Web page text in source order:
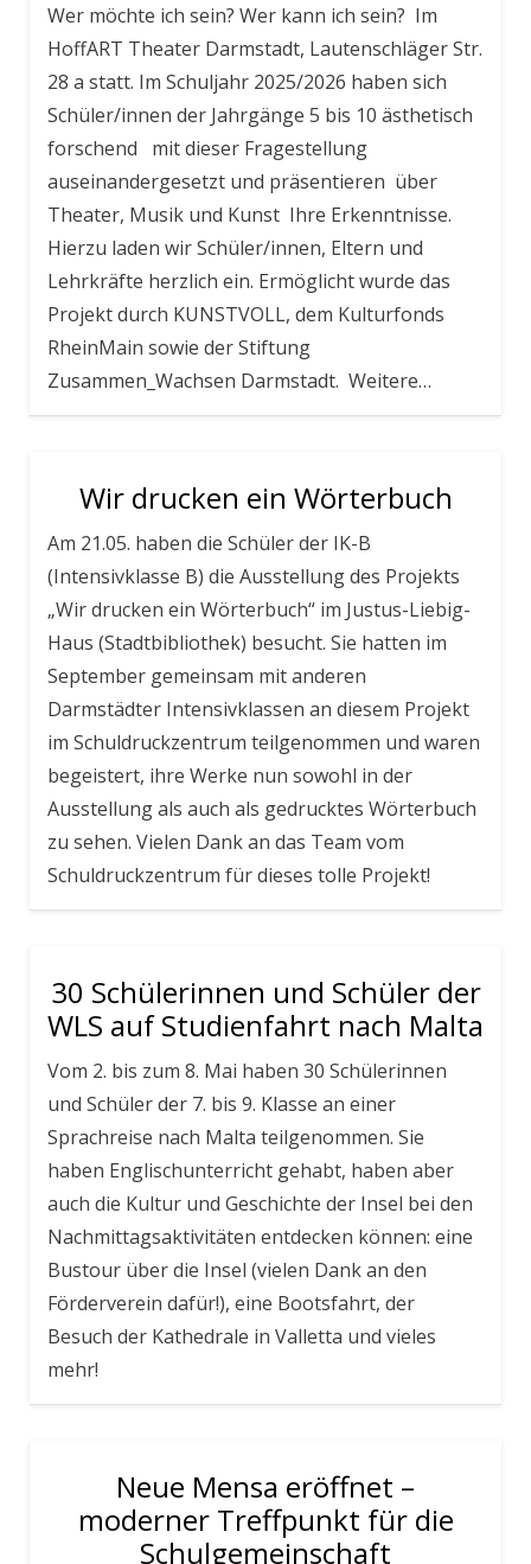
Wer möchte ich sein? Wer kann ich sein? Im
HoffART Theater Darmstadt, Lautenschläger Str.
28 a statt. Im Schuljahr 2025/2026 haben sich
Schüler/innen der Jahrgänge 5 bis 10 ästhetisch
forschend mit dieser Fragestellung
auseinandergesetzt und präsentieren über
Theater, Musik und Kunst Ihre Erkenntnisse.
Hierzu laden wir Schüler/innen, Eltern und
Lehrkräfte herzlich ein. Ermöglicht wurde das
Projekt durch KUNSTVOLL, dem Kulturfonds
RheinMain sowie der Stiftung
Zusammen_Wachsen Darmstadt. Weitere…
Wir drucken ein Wörterbuch
Am 21.05. haben die Schüler der IK-B
(Intensivklasse B) die Ausstellung des Projekts
„Wir drucken ein Wörterbuch“ im Justus-Liebig-
Haus (Stadtbibliothek) besucht. Sie hatten im
September gemeinsam mit anderen
Darmstädter Intensivklassen an diesem Projekt
im Schuldruckzentrum teilgenommen und waren
begeistert, ihre Werke nun sowohl in der
Ausstellung als auch als gedrucktes Wörterbuch
zu sehen. Vielen Dank an das Team vom
Schuldruckzentrum für dieses tolle Projekt!
30 Schülerinnen und Schüler der
WLS auf Studienfahrt nach Malta
Vom 2. bis zum 8. Mai haben 30 Schülerinnen
und Schüler der 7. bis 9. Klasse an einer
Sprachreise nach Malta teilgenommen. Sie
haben Englischunterricht gehabt, haben aber
auch die Kultur und Geschichte der Insel bei den
Nachmittagsaktivitäten entdecken können: eine
Bustour über die Insel (vielen Dank an den
Förderverein dafür!), eine Bootsfahrt, der
Besuch der Kathedrale in Valletta und vieles
mehr!
Neue Mensa eröffnet –
moderner Treffpunkt für die
Schulgemeinschaft